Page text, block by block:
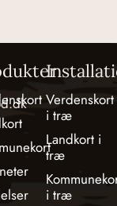
Verdenskort
i træ
Landkort i
træ
i træ